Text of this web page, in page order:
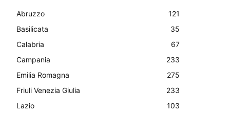
Abruzzo
121
Basilicata
35
Calabria
67
Campania
233
Emilia Romagna
275
Friuli Venezia Giulia
233
Lazio
103